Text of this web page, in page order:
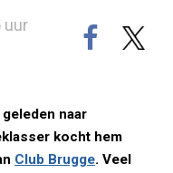
uur
naar
kocht hem
Club Brugge. Veel